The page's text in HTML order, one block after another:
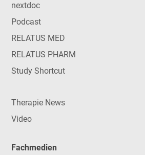
nextdoc
Podcast
RELATUS MED
RELATUS PHARM
Study Shortcut
Therapie News
Video
Fachmedien